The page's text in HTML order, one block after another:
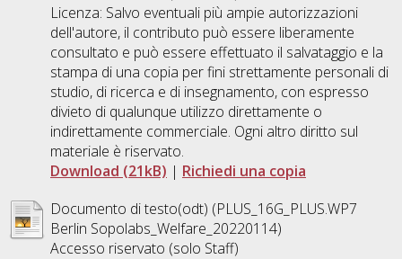
Licenza: Salvo eventuali più ampie autorizzazioni
dell'autore, il contributo può essere liberamente
consultato e può essere effettuato il salvataggio e la
stampa di una copia per fini strettamente personali di
studio, di ricerca e di insegnamento, con espresso
divieto di qualunque utilizzo direttamente o
indirettamente commerciale. Ogni altro diritto sul
materiale è riservato.
Download (21kB) | Richiedi una copia
Documento di testo(odt) (PLUS_16G_PLUS.WP7
Berlin Sopolabs_Welfare_20220114)
Accesso riservato (solo Staff)